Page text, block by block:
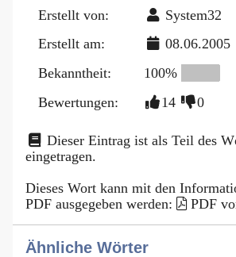
Erstellt von:
System32
Erstellt am:
08.06.2005
Bekanntheit:
100%
Bewertungen:
14 0
Dieser Eintrag ist als Teil des
eingetragen.
Dieses Wort kann mit den
PDF ausgegeben werden:
PDF
Ähnliche Wörter